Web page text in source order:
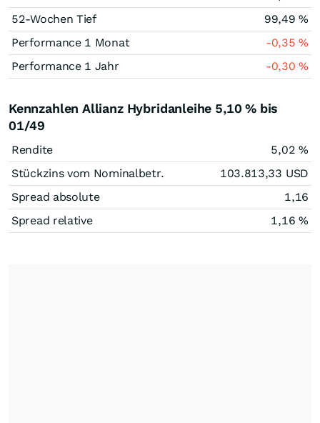
52-Wochen Tief
99,49%
Performance 1 Monat
-0,35%
Performance 1 Jahr
-0,30%
Kennzahlen Allianz Hybridanleihe 5,10 % bis
01/49
Rendite 5,02 %
Stückzins vom Nominalbetr.
103.813,33 USD
Spread absolute
1,16
Spread relative
1,16 %